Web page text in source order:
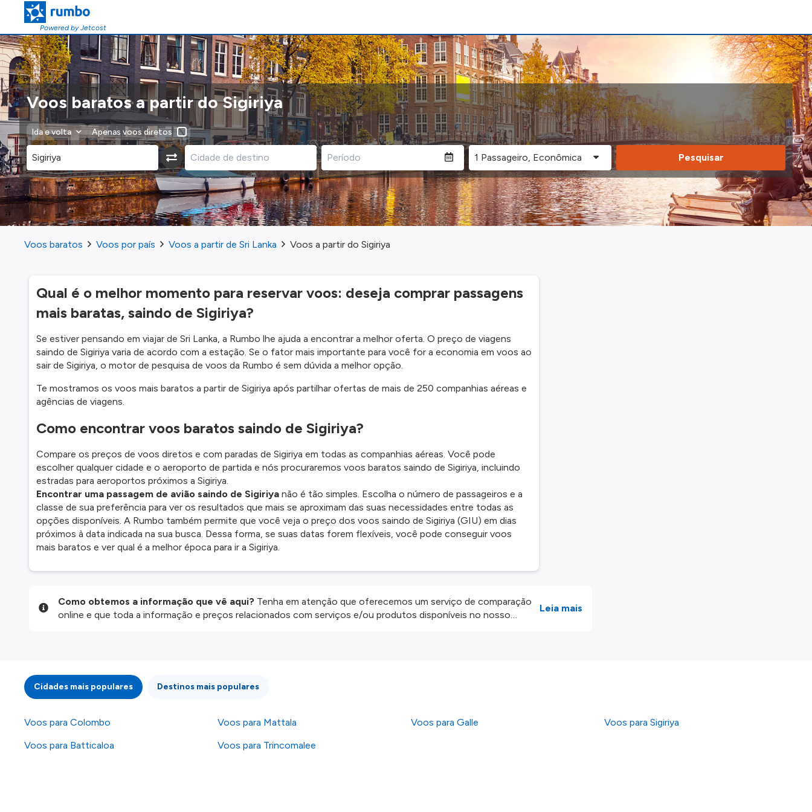
Powered by Jetcost
Voos baratos a partir do Sigiriya
Ida e volta Apenas voos diretos
Pesquisar
Voos baratos Voos por país Voos a partir de Sri Lanka Voos a partir do Sigiriya
Qual é o melhor momento para reservar voos: deseja comprar passagens
mais baratas, saindo de Sigiriya?
Se estiver pensando em viajar de Sri Lanka, a Rumbo lhe ajuda a encontrar a melhor oferta. O preço de viagens
saindo de Sigiriya varia de acordo com a estação. Se o fator mais importante para você for a economia em voos ao
sair de Sigiriya, o motor de pesquisa de voos da Rumbo é sem dúvida a melhor opção.
Te mostramos os voos mais baratos a partir de Sigiriya após partilhar ofertas de mais de 250 companhias aéreas e
agências de viagens.
Como encontrar voos baratos saindo de Sigiriya?
Compare os preços de voos diretos e com paradas de Sigiriya em todas as companhias aéreas. Você pode
escolher qualquer cidade e o aeroporto de partida e nós procuraremos voos baratos saindo de Sigiriya, incluindo
estradas para aeroportos próximos a Sigiriya.
Encontrar uma passagem de avião saindo de Sigiriya não é tão simples. Escolha o número de passageiros e a
classe de sua preferência para ver os resultados que mais se aproximam das suas necessidades entre todas as
opções disponíveis. A Rumbo também permite que você veja o preço dos voos saindo de Sigiriya (GIU) em dias
próximos à data indicada na sua busca. Dessa forma, se suas datas forem flexíveis, você pode conseguir voos
mais baratos e ver qual é a melhor época para ir a Sigiriya.
Como obtemos a informação que vê aqui? Tenha em atenção que oferecemos um serviço de comparação
online e que toda a informação e preços relacionados com serviços e/ou produtos disponíveis no nosso
Leia mais
Cidades mais populares Destinos mais populares
Voos para Colombo Voos para Mattala Voos para Galle
Voos para Sigiriya
Voos para Batticaloa
Voos para Trincomalee